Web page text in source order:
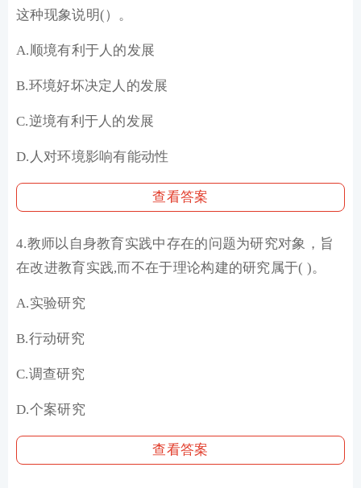
这种现象说明(）。
A.顺境有利于人的发展
B.环境好坏决定人的发展
C.逆境有利于人的发展
D.人对环境影响有能动性
查看答案
4.教师以自身教育实践中存在的问题为研究对象，旨
在改进教育实践,而不在于理论构建的研究属于( )。
A.实验研究
B.行动研究
C.调查研究
D.个案研究
查看答案